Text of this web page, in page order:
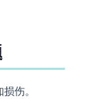
伤。